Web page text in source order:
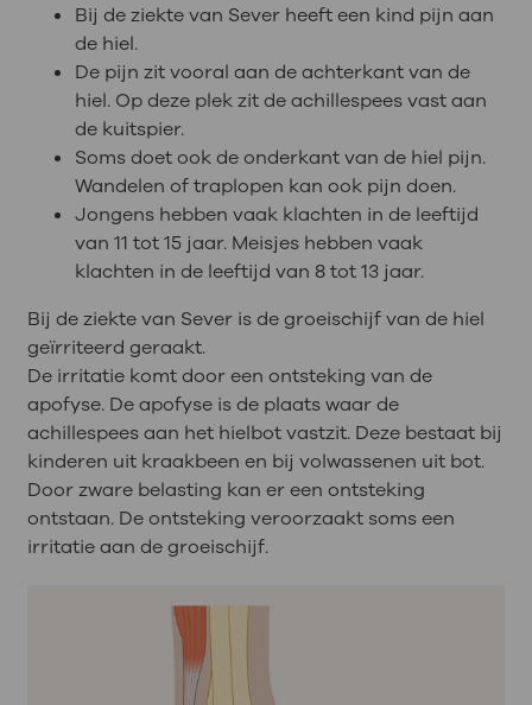
Bij de ziekte van Sever heeft een kind pijn aan
de hiel.
De pijn zit vooral aan de achterkant van de
hiel. Op deze plek zit de achillespees vast aan
de kuitspier.
Soms doet ook de onderkant van de hiel pijn.
Wandelen of traplopen kan ook pijn doen.
Jongens hebben vaak klachten in de leeftijd
van 11 tot 15 jaar. Meisjes hebben vaak
klachten in de leeftijd van 8 tot 13 jaar.
Bij de ziekte van Sever is de groeischijf van de hiel
geïrriteerd geraakt.
De irritatie komt door een ontsteking van de
apofyse. De apofyse is de plaats waar de
achillespees aan het hielbot vastzit. Deze bestaat bij
kinderen uit kraakbeen en bij volwassenen uit bot.
Door zware belasting kan er een ontsteking
ontstaan. De ontsteking veroorzaakt soms een
irritatie aan de groeischijf.